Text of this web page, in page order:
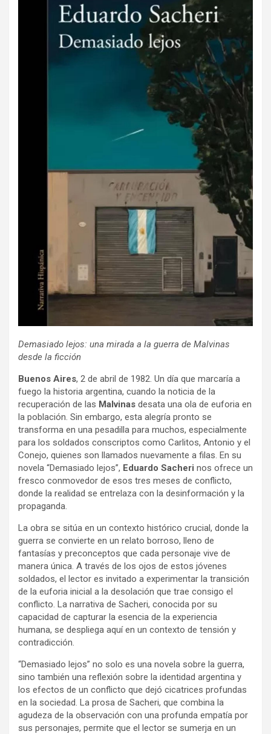
Demasiado lejos: una mirada a la guerra de Malvinas
desde la ficción
Buenos Aires, 2 de abril de 1982. Un día que marcaría a
fuego la historia argentina, cuando la noticia de la
recuperación de las Malvinas desata una ola de euforia en
la población. Sin embargo, esta alegría pronto se
transforma en una pesadilla para muchos, especialmente
para los soldados conscriptos como Carlitos, Antonio y el
Conejo, quienes son llamados nuevamente a filas. En su
novela “Demasiado lejos”, Eduardo Sacheri nos ofrece un
fresco conmovedor de esos tres meses de conflicto,
donde la realidad se entrelaza con la desinformación y la
propaganda.
La obra se sitúa en un contexto histórico crucial, donde la
guerra se convierte en un relato borroso, lleno de
fantasías y preconceptos que cada personaje vive de
manera única. A través de los ojos de estos jóvenes
soldados, el lector es invitado a experimentar la transición
de la euforia inicial a la desolación que trae consigo el
conflicto. La narrativa de Sacheri, conocida por su
capacidad de capturar la esencia de la experiencia
humana, se despliega aquí en un contexto de tensión y
contradicción.
“Demasiado lejos” no solo es una novela sobre la guerra,
sino también una reflexión sobre la identidad argentina y
los efectos de un conflicto que dejó cicatrices profundas
en la sociedad. La prosa de Sacheri, que combina la
agudeza de la observación con una profunda empatía por
sus personajes, permite que el lector se sumerja en un